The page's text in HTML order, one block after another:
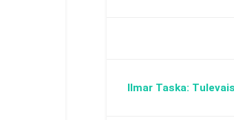
Ilmar Taska: